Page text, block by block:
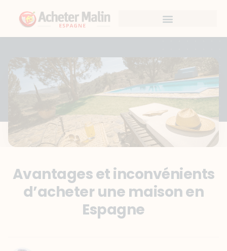
Avantages et inconvénients
d’acheter une maison en
Espagne